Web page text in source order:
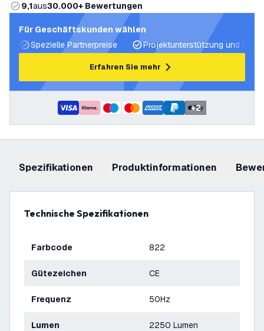
9,1aus30.000+ Bewertungen
Für Geschäftskunden wählen
Spezielle Partnerpreise
Projektunterstützung und
Erfahren Sie mehr
+2
Spezifikationen Produktinformationen
Technische Spezifikationen
Farbcode 822
Gütezeichen CE
Frequenz 50Hz
Lumen 2250 Lumen